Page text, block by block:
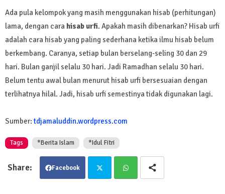
Ada pula kelompok yang masih menggunakan hisab (perhitungan)
lama, dengan cara hisab urfi. Apakah masih dibenarkan? Hisab urfi
adalah cara hisab yang paling sederhana ketika ilmu hisab belum
berkembang. Caranya, setiap bulan berselang-seling 30 dan 29
hari. Bulan ganjil selalu 30 hari. Jadi Ramadhan selalu 30 hari.
Belum tentu awal bulan menurut hisab urfi bersesuaian dengan
terlihatnya hilal. Jadi, hisab urfi semestinya tidak digunakan lagi.
Sumber:tdjamaluddin.wordpress.com
Tags *Berita Islam *Idul Fitri
Facebook